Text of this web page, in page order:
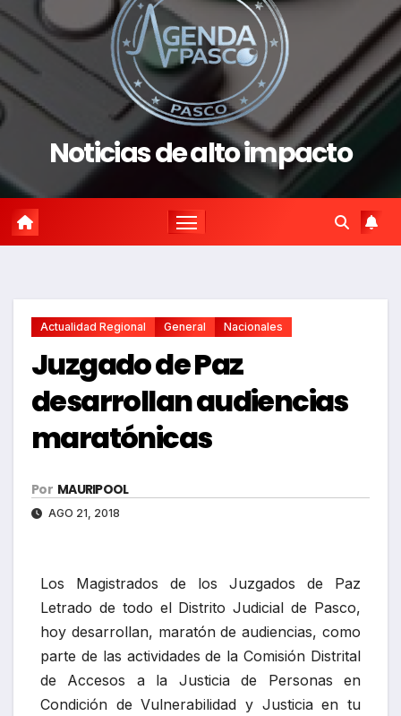
Noticias de alto impacto
Actualidad Regional General Nacionales
Juzgado de Paz
desarrollan audiencias
maratónicas
Por MAURIPOOL
AGO 21, 2018
Los Magistrados de los Juzgados de Paz
Letrado de todo el Distrito Judicial de Pasco,
hoy desarrollan, maratón de audiencias, como
parte de las actividades de la Comisión Distrital
de Accesos a la Justicia de Personas en
Condición de Vulnerabilidad y Justicia en tu